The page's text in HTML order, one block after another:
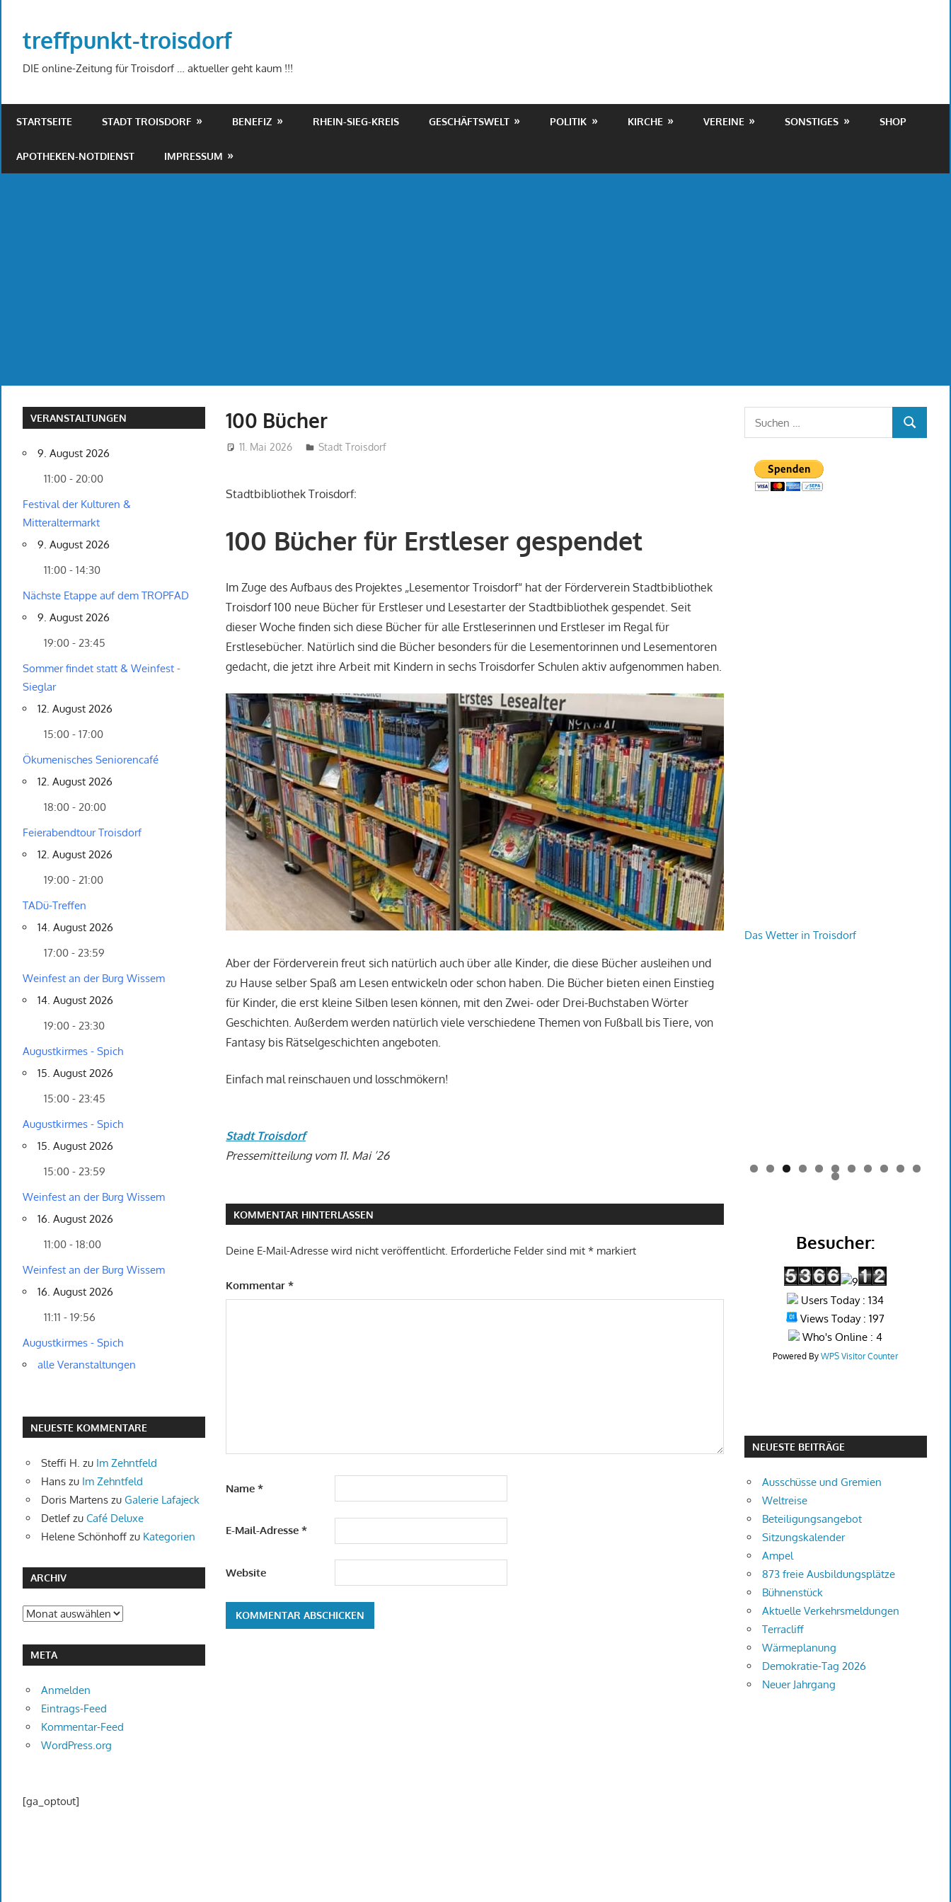
springen
treffpunkt-troisdorf
DIE online-Zeitung für Troisdorf … aktueller geht kaum !!!
STARTSEITE STADT TROISDORF BENEFIZ RHEIN-SIEG-KREIS GESCHÄFTSWELT POLITIK KIRCHE VEREINE SONSTIGES SHOP
APOTHEKEN-NOTDIENST IMPRESSUM
100 Bücher
11. Mai 2026 treffpunkt
Stadt Troisdorf
Stadtbibliothek Troisdorf:
100 Bücher für Erstleser gespendet
Im Zuge des Aufbaus des Projektes „Lesementor Troisdorf“ hat der Förderverein Stadtbibliothek
Troisdorf 100 neue Bücher für Erstleser und Lesestarter der Stadtbibliothek gespendet. Seit
dieser Woche finden sich diese Bücher für alle Erstleserinnen und Erstleser im Regal für
Erstlesebücher. Natürlich sind die Bücher besonders für die Lesementorinnen und Lesementoren
gedacht, die jetzt ihre Arbeit mit Kindern in sechs Troisdorfer Schulen aktiv aufgenommen haben.
Aber der Förderverein freut sich natürlich auch über alle Kinder, die diese Bücher ausleihen und
zu Hause selber Spaß am Lesen entwickeln oder schon haben. Die Bücher bieten einen Einstieg
für Kinder, die erst kleine Silben lesen können, mit den Zwei- oder Drei-Buchstaben Wörter
Geschichten. Außerdem werden natürlich viele verschiedene Themen von Fußball bis Tiere, von
Fantasy bis Rätselgeschichten angeboten.
Einfach mal reinschauen und losschmökern!
Stadt Troisdorf
Pressemitteilung vom 11. Mai ’26
KOMMENTAR HINTERLASSEN
Deine E-Mail-Adresse wird nicht veröffentlicht. Erforderliche Felder sind mit* markiert
Kommentar*
Name*
E-Mail-Adresse*
Website
VERANSTALTUNGEN
9. August 2026
11:00 - 20:00
Festival der Kulturen &
Mitteraltermarkt
9. August 2026
11:00 - 14:30
Nächste Etappe auf dem TROPFAD
9. August 2026
19:00 - 23:45
Sommer findet statt & Weinfest -
Sieglar
12. August 2026
15:00 - 17:00
Ökumenisches Seniorencafé
12. August 2026
18:00 - 20:00
Feierabendtour Troisdorf
12. August 2026
19:00 - 21:00
TADü-Treffen
14. August 2026
17:00 - 23:59
Weinfest an der Burg Wissem
14. August 2026
19:00 - 23:30
Augustkirmes - Spich
15. August 2026
15:00 - 23:45
Augustkirmes - Spich
15. August 2026
15:00 - 23:59
Weinfest an der Burg Wissem
16. August 2026
11:00 - 18:00
Weinfest an der Burg Wissem
16. August 2026
11:11 - 19:56
Augustkirmes - Spich
alle Veranstaltungen
NEUESTE KOMMENTARE
Steffi H. zu Im Zehntfeld
Hanszu Im Zehntfeld
Doris Martenszu Galerie Lafajeck
Detlefzu Café Deluxe
Helene Schönhoffzu Kategorien
ARCHIV
Archiv
META
Anmelden
Eintrags-Feed
Kommentar-Feed
WordPress.org
[ga_optout]
SUCHEN
Das Wetter in Troisdorf
0 1
2
Besucher:
Users Today : 134
Views Today : 197
Who's Online : 4
Powered ByWPS Visitor Counter
NEUESTE BEITRÄGE
Ausschüsse und Gremien
Weltreise
Beteiligungsangebot
Sitzungskalender
Ampel
873 freie Ausbildungsplätze
Bühnenstück
Aktuelle Verkehrsmeldungen
Terracliff
Wärmeplanung
Demokratie-Tag 2026
Neuer Jahrgang